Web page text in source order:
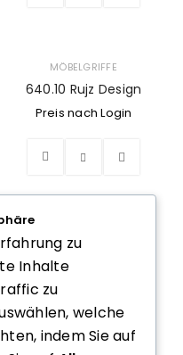
MÖBELGRIFFE
640.10 Rujz Design
Preis nach Login
MÖBELGRIFFE
715.13D Rujz Design
Preis nach Login
zu
Inhalte
zu
welche
indem Sie auf